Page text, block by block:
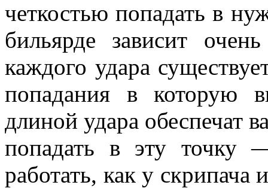
четкостью попадать в
бильярде зависит
каждого удара
попадания в которую
длиной удара обеспечат
попадать в эту точку
работать, как у скрипача